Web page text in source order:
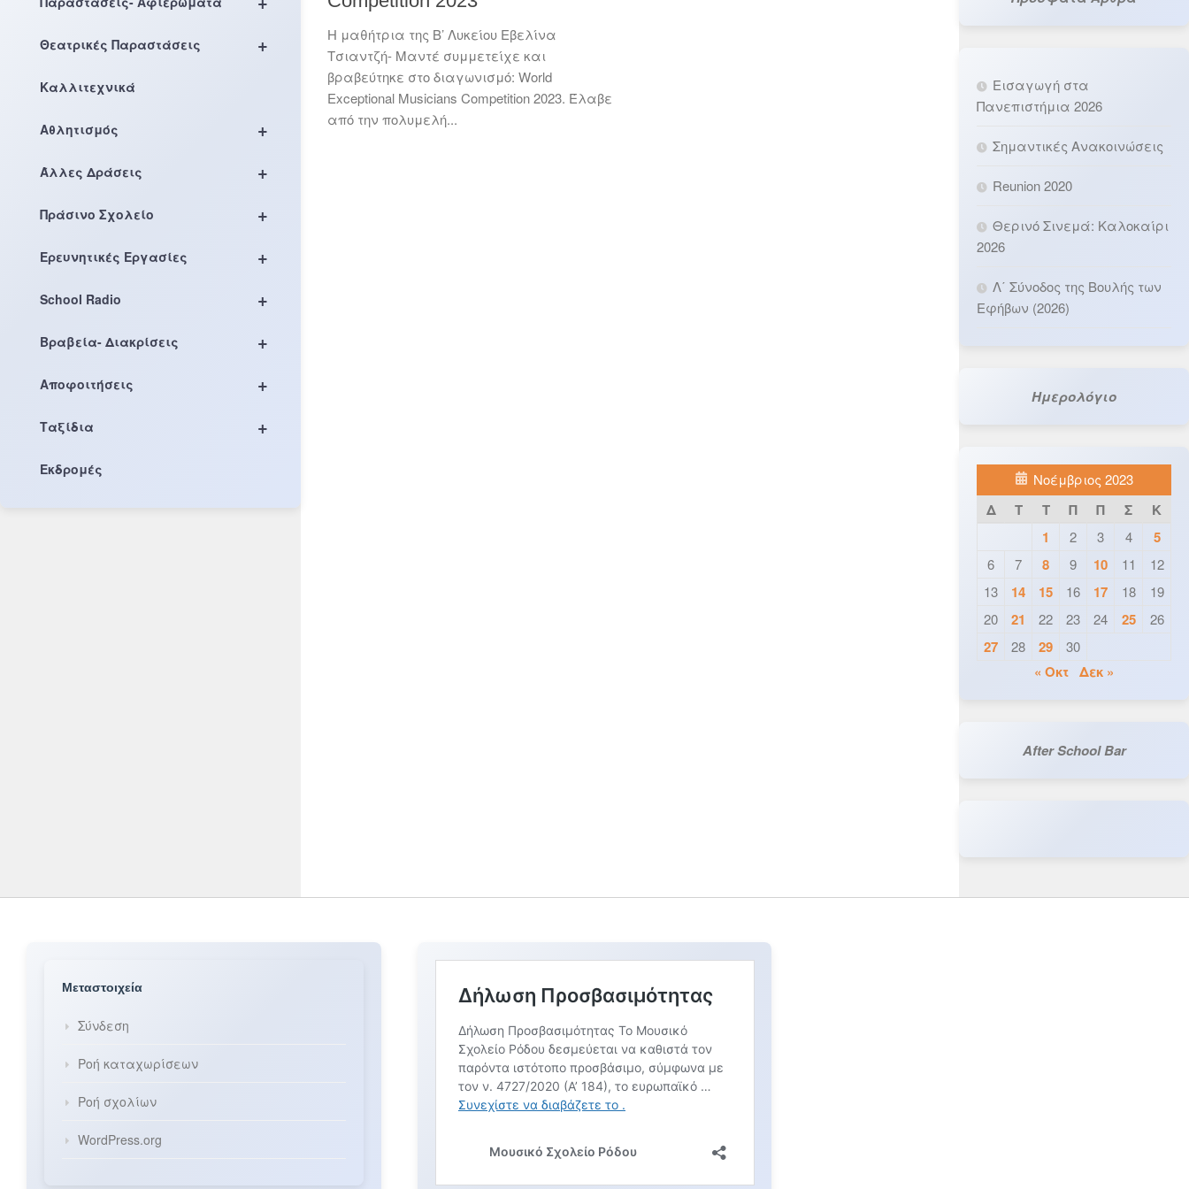
Η μαθήτρια της Β’ Λυκείου Εβελίνα
Τσιαντζή- Μαντέ συμμετείχε και
βραβεύτηκε στο διαγωνισμό: World
Exceptional Musicians Competition 2023. Έλαβε
από την πολυμελή...
+
Θεατρικές Παραστάσεις
Καλλιτεχνικά
+
Αθλητισμός
+
Άλλες Δράσεις
+
Πράσινο Σχολείο
+
Ερευνητικές Εργασίες
+
School Radio
+
Βραβεία- Διακρίσεις
+
Αποφοιτήσεις
+
Ταξίδια
Εκδρομές
Εισαγωγή στα
Πανεπιστήμια 2026
Σημαντικές Ανακοινώσεις
Reunion 2020
Θερινό Σινεμά: Καλοκαίρι
2026
Λ΄ Σύνοδος της Βουλής των
Εφήβων (2026)
Ημερολόγιο
Νοέμβριος 2023
Δ Τ Τ Π Π Σ
Κ
1
2 3 4 5
6 7 8 9 10 11
12
13
14 15 16 17 18
19
20
21 22 23 24 25 26
27 28 29 30
« Οκτ Δεκ »
After School Bar
Μεταστοιχεία
Σύνδεση
Ροή καταχωρίσεων
Ροή σχολίων
WordPress.org